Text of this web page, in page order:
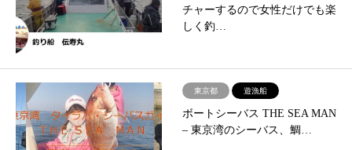
チャーするので女性だけでも楽
しく釣…
東京都 遊漁船
ボートシーバス THE SEA MAN
– 東京湾のシーバス、鯛…